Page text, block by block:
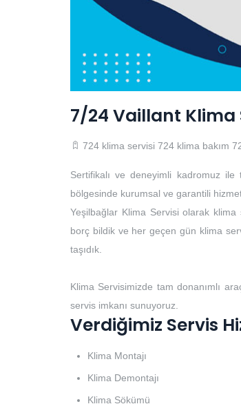
7/24 Vaillant Klima
724 klima servisi 724 klima bakım
Sertifikalı ve deneyimli kadromuz
bölgesinde kurumsal ve garantili
Yeşilbağlar Klima Servisi olarak
borç bildik ve her geçen gün klima
taşıdık.
Klima Servisimizde tam donanımlı
servis imkanı sunuyoruz.
Verdiğimiz Servis
Klima Montajı
Klima Demontajı
Klima Sökümü